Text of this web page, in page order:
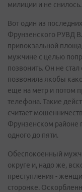
милиции и не снилось.
Вот один из
Фрунзенского РУВД
привокзальной
мужчине с целью
позвонить. Он не
позвонила якобы
еще на метр и потом
телефона. Такие
считает
Фрунзенском районе
одного до пяти.
Обеспокоенный
округе и, надо же,
преступления -
сторонке.